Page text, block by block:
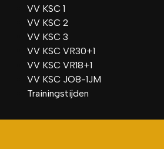
VV KSC 1
VV KSC 2
VV KSC 3
VV KSC VR30+1
VV KSC VR18+1
VV KSC JO8-1JM
Trainingstijden